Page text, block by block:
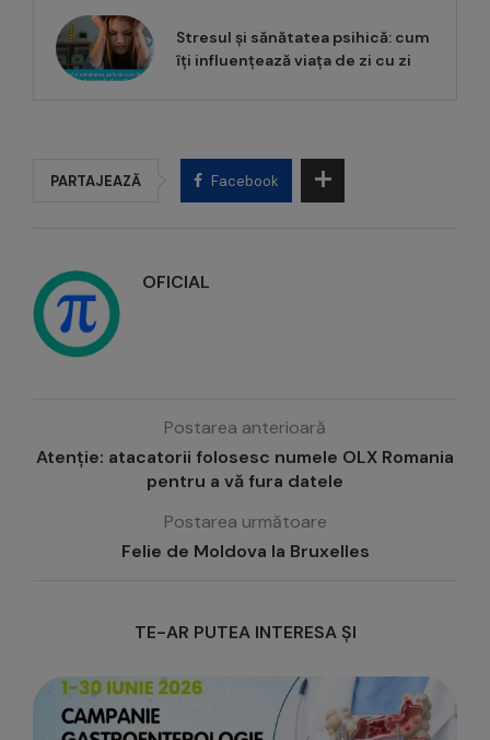
Stresul și sănătatea psihică: cum
îți influențează viața de zi cu zi
PARTAJEAZĂ Facebook
OFICIAL
Postarea anterioară
Atenție: atacatorii folosesc numele OLX Romania
pentru a vă fura datele
Postarea următoare
Felie de Moldova la Bruxelles
TE-AR PUTEA INTERESA ȘI